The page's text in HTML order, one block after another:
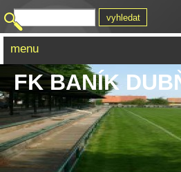
FK BANÍK
menu